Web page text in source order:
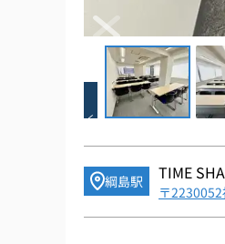
Item
of
1
of
9 綱島駅 TIME
〒